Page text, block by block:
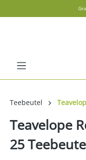
Teebeutel
Teavelope
25